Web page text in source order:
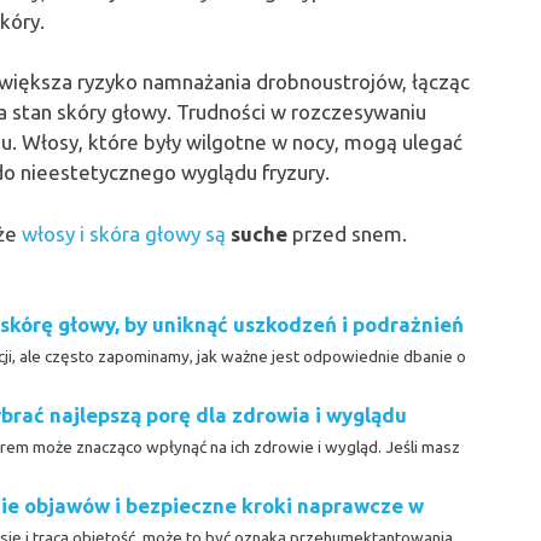
ryzyko namnażania drobnoustrojów, łącząc
skóry głowy. Trudności w rozczesywaniu
Włosy, które były wilgotne w nocy, mogą ulegać
nieestetycznego wyglądu fryzury.
włosy i skóra głowy są suche przed snem.
głowy, by uniknąć uszkodzeń i podrażnień
ale często zapominamy, jak ważne jest odpowiednie dbanie o
najlepszą porę dla zdrowia i wyglądu
może znacząco wpłynąć na ich zdrowie i wygląd. Jeśli masz
objawów i bezpieczne kroki naprawcze w